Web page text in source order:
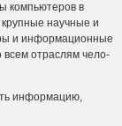
компьютеров в
науч­ные и
и информационные
всем отраслям чело­
информацию,